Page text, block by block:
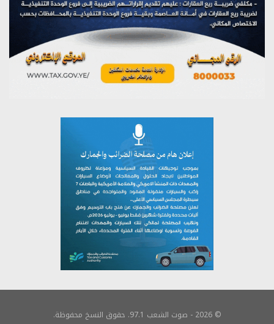
تستمعون لبرنامج (مع السيد القائد)
يوليو 26, 2026
© 2026 - صوت الشعب 97.1. حقوق النسخ محفوظة.